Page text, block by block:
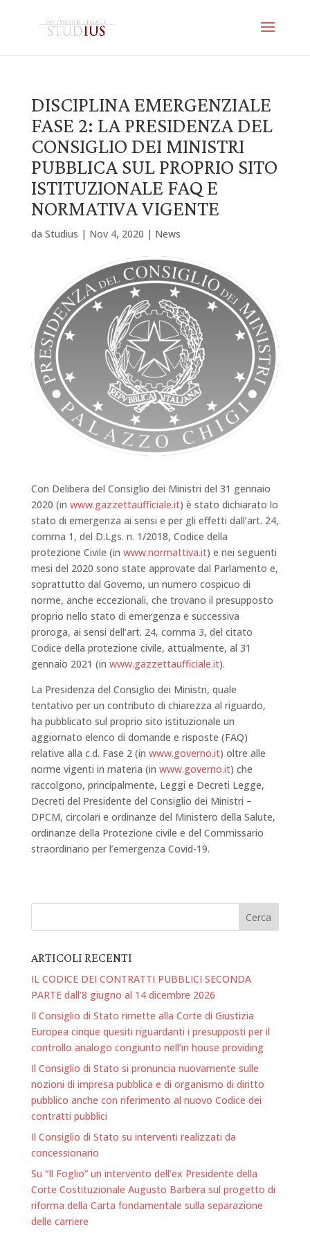
DISCIPLINA EMERGENZIALE
FASE 2: LA PRESIDENZA DEL
CONSIGLIO DEI MINISTRI
PUBBLICA SUL PROPRIO SITO
ISTITUZIONALE FAQ E
NORMATIVA VIGENTE
da Studius | Nov 4, 2020 | News
Con Delibera del Consiglio dei Ministri del 31 gennaio
2020 (in www.gazzettaufficiale.it) è stato dichiarato lo
stato di emergenza ai sensi e per gli effetti dall’art. 24,
comma 1, del D.Lgs. n. 1/2018, Codice della
protezione Civile (in www.normattiva.it) e nei seguenti
mesi del 2020 sono state approvate dal Parlamento e,
soprattutto dal Governo, un numero cospicuo di
norme, anche eccezionali, che trovano il presupposto
proprio nello stato di emergenza e successiva
proroga, ai sensi dell’art. 24, comma 3, del citato
Codice della protezione civile, attualmente, al 31
gennaio 2021 (in www.gazzettaufficiale.it).
La Presidenza del Consiglio dei Ministri, quale
tentativo per un contributo di chiarezza al riguardo,
ha pubblicato sul proprio sito istituzionale un
aggiornato elenco di domande e risposte (FAQ)
relative alla c.d. Fase 2 (in www.governo.it) oltre alle
norme vigenti in materia (in www.governo.it) che
raccolgono, principalmente, Leggi e Decreti Legge,
Decreti del Presidente del Consiglio dei Ministri –
DPCM, circolari e ordinanze del Ministero della Salute,
ordinanze della Protezione civile e del Commissario
straordinario per l’emergenza Covid-19.
ARTICOLI RECENTI
IL CODICE DEI CONTRATTI PUBBLICI SECONDA
PARTE dall’8 giugno al 14 dicembre 2026
Il Consiglio di Stato rimette alla Corte di Giustizia
Europea cinque quesiti riguardanti i presupposti per il
controllo analogo congiunto nell’in house providing
Il Consiglio di Stato si pronuncia nuovamente sulle
nozioni di impresa pubblica e di organismo di diritto
pubblico anche con riferimento al nuovo Codice dei
contratti pubblici
Il Consiglio di Stato su interventi realizzati da
concessionario
Su “Il Foglio” un intervento dell’ex Presidente della
Corte Costituzionale Augusto Barbera sul progetto di
riforma della Carta fondamentale sulla separazione
delle carriere